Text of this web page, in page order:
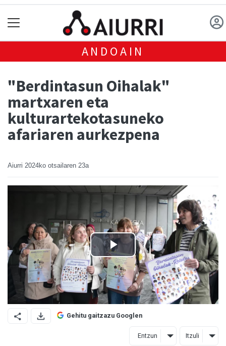
ANDOAIN
"Berdintasun Oihalak"
martxaren eta
kulturartekotasuneko
afariaren aurkezpena
Aiurri 2024ko otsailaren 23a
Gehitu gaitzazu Googlen
Entzun Itzuli